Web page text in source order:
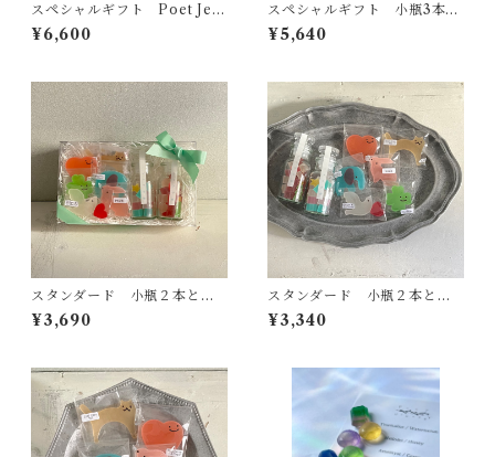
スペシャルギフト Poet Jew
elry
¥6,600
スペシャルギフト 小瓶3本と
モチーフ６種
¥5,640
スタンダード 小瓶２本とモ
チーフ６種 ギフトbox
¥3,690
スタンダード 小瓶２本とモ
チーフ６種set 箱なし
¥3,340